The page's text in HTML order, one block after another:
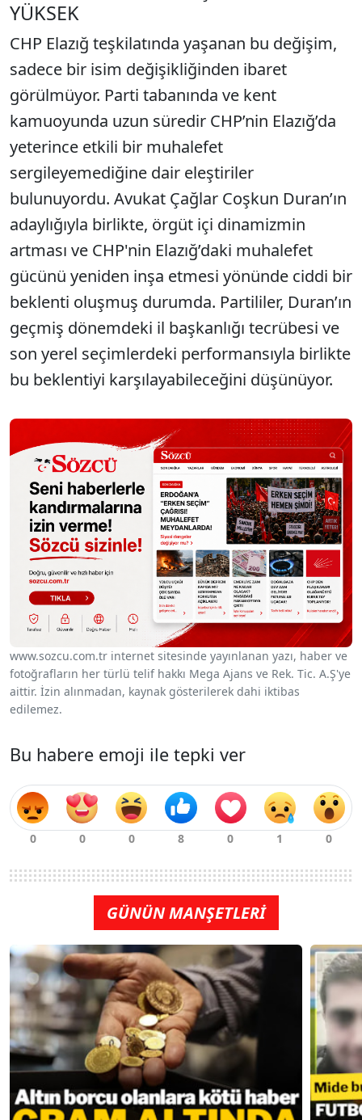
YÜKSEK
CHP Elazığ teşkilatında yaşanan bu değişim,
sadece bir isim değişikliğinden ibaret
görülmüyor. Parti tabanında ve kent
kamuoyunda uzun süredir CHP’nin Elazığ’da
yeterince etkili bir muhalefet
sergileyemediğine dair eleştiriler
bulunuyordu. Avukat Çağlar Coşkun Duran’ın
adaylığıyla birlikte, örgüt içi dinamizmin
artması ve CHP'nin Elazığ’daki muhalefet
gücünü yeniden inşa etmesi yönünde ciddi bir
beklenti oluşmuş durumda. Partililer, Duran’ın
geçmiş dönemdeki il başkanlığı tecrübesi ve
son yerel seçimlerdeki performansıyla birlikte
bu beklentiyi karşılayabileceğini düşünüyor.
www.sozcu.com.tr internet sitesinde yayınlanan yazı, haber ve
fotoğrafların her türlü telif hakkı Mega Ajans ve Rek. Tic. A.Ş'ye
aittir. İzin alınmadan, kaynak gösterilerek dahi iktibas
edilemez.
Bu habere emoji ile tepki ver
GÜNÜN MANŞETLERİ